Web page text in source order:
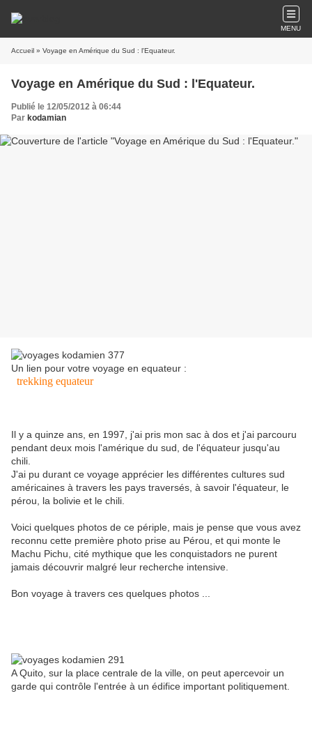
MENU
Accueil » Voyage en Amérique du Sud : l'Equateur.
Voyage en Amérique du Sud : l'Equateur.
Publié le 12/05/2012 à 06:44
Par kodamian
Un lien pour votre voyage en equateur :
trekking equateur
Il y a quinze ans, en 1997, j'ai pris mon sac à dos et j'ai parcouru
pendant deux mois l'amérique du sud, de l'équateur jusqu'au
chili.
J'ai pu durant ce voyage apprécier les différentes cultures sud
américaines à travers les pays traversés, à savoir l'équateur, le
pérou, la bolivie et le chili.
Voici quelques photos de ce périple, mais je pense que vous avez
reconnu cette première photo prise au Pérou, et qui monte le
Machu Pichu, cité mythique que les conquistadors ne purent
jamais découvrir malgré leur recherche intensive.
Bon voyage à travers ces quelques photos ...
A Quito, sur la place centrale de la ville, on peut apercevoir un
garde qui contrôle l'entrée à un édifice important politiquement.